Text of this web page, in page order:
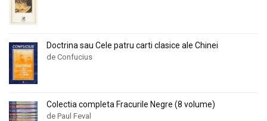
Doctrina sau Cele patru carti clasice ale Chinei
de Confucius
Colectia completa Fracurile Negre (8 volume)
de Paul Feval